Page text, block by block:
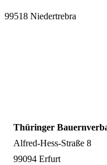
99518 Niedertrebra
Thüringer
Alfred-Hess-Straße 8
99094 Erfurt